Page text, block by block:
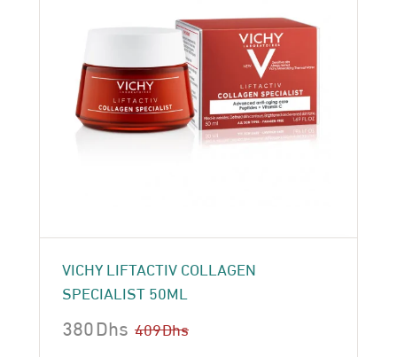
VICHY LIFTACTIV COLLAGEN
SPECIALIST 50ML
409Dhs
380Dhs